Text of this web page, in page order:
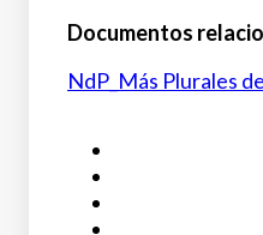
Documentos
NdP_Más Plurales